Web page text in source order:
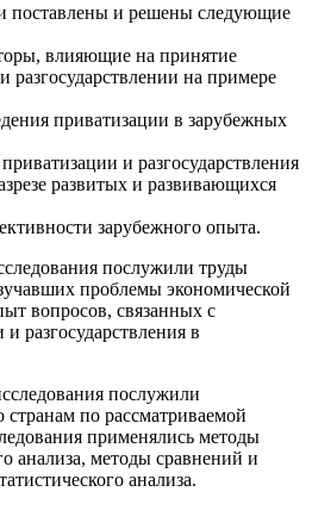
поставлены и решены следующие
влияющие на принятие
на примере
приватизации в зарубежных
и разгосударствления
развитых и развивающихся
зарубежного опыта.
послужили труды
проблемы экономической
вопросов, связанных с
разгосударствления в
послужили
странам по рассматриваемой
применялись методы
анализа, методы сравнений и
анализа.